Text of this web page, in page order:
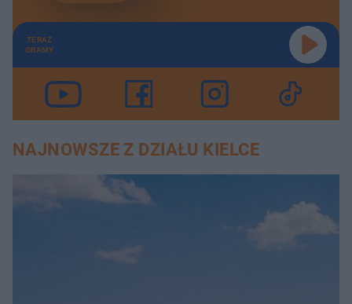
TERAZ
GRAMY
NAJNOWSZE Z DZIAŁU KIELCE